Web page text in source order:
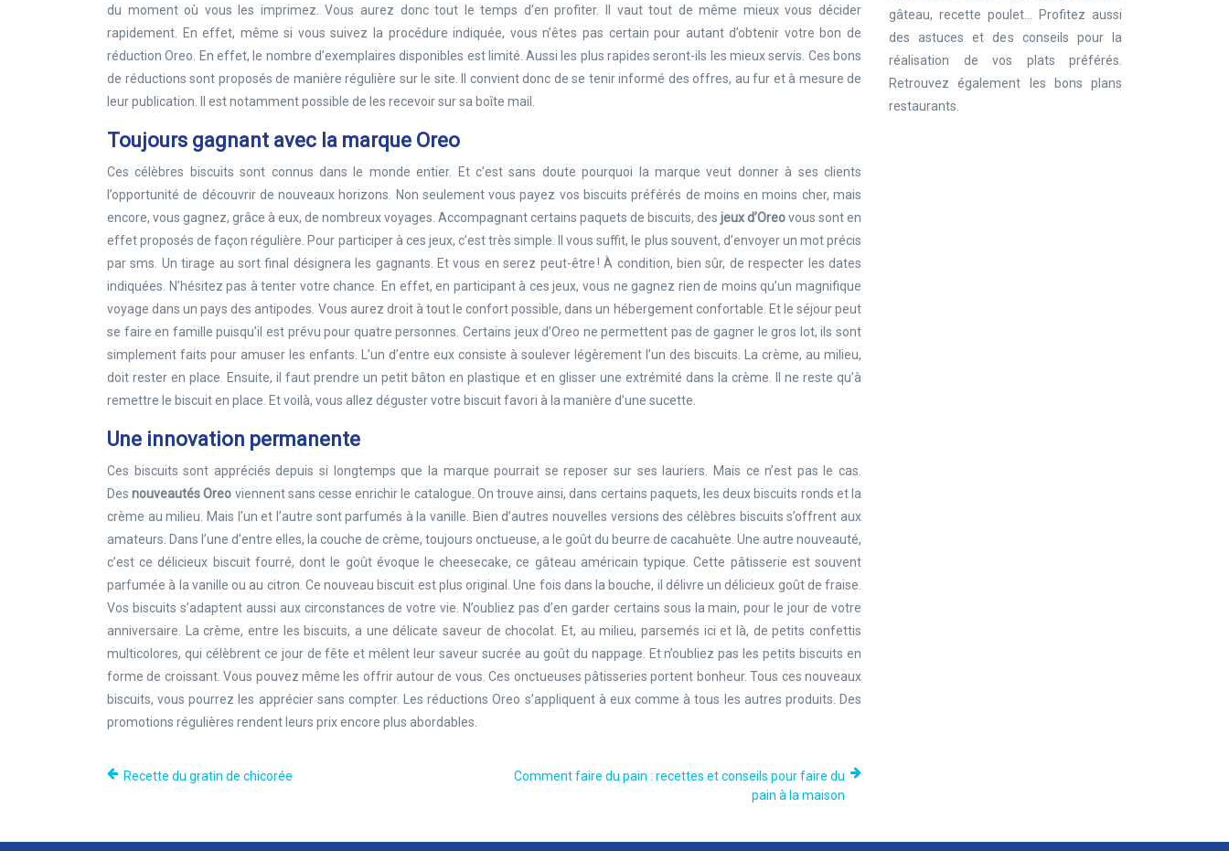
du moment où vous les imprimez. Vous aurez donc tout le temps d’en profiter. Il vaut tout de même mieux vous décider
rapidement. En effet, même si vous suivez la procédure indiquée, vous n’êtes pas certain pour autant d’obtenir votre bon de
réduction Oreo. En effet, le nombre d’exemplaires disponibles est limité. Aussi les plus rapides seront-ils les mieux servis. Ces bons
de réductions sont proposés de manière régulière sur le site. Il convient donc de se tenir informé des offres, au fur et à mesure de
leur publication. Il est notamment possible de les recevoir sur sa boîte mail.
Toujours gagnant avec la marque Oreo
Ces célèbres biscuits sont connus dans le monde entier. Et c’est sans doute pourquoi la marque veut donner à ses clients
l’opportunité de découvrir de nouveaux horizons. Non seulement vous payez vos biscuits préférés de moins en moins cher, mais
encore, vous gagnez, grâce à eux, de nombreux voyages. Accompagnant certains paquets de biscuits, des jeux d’Oreovous sont en
effet proposés de façon régulière. Pour participer à ces jeux, c’est très simple. Il vous suffit, le plus souvent, d’envoyer un mot précis
par sms. Un tirage au sort final désignera les gagnants. Et vous en serez peut-être ! À condition, bien sûr, de respecter les dates
indiquées. N’hésitez pas à tenter votre chance. En effet, en participant à ces jeux, vous ne gagnez rien de moins qu’un magnifique
voyage dans un pays des antipodes. Vous aurez droit à tout le confort possible, dans un hébergement confortable. Et le séjour peut
se faire en famille puisqu’il est prévu pour quatre personnes. Certains jeux d’Oreo ne permettent pas de gagner le gros lot, ils sont
simplement faits pour amuser les enfants. L’un d’entre eux consiste à soulever légèrement l’un des biscuits. La crème, au milieu,
doit rester en place. Ensuite, il faut prendre un petit bâton en plastique et en glisser une extrémité dans la crème. Il ne reste qu’à
remettre le biscuit en place. Et voilà, vous allez déguster votre biscuit favori à la manière d’une sucette.
Une innovation permanente
Ces biscuits sont appréciés depuis si longtemps que la marque pourrait se reposer sur ses lauriers. Mais ce n’est pas le cas.
Desnouveautés Oreo viennent sans cesse enrichir le catalogue. On trouve ainsi, dans certains paquets, les deux biscuits ronds et la
crème au milieu. Mais l’un et l’autre sont parfumés à la vanille. Bien d’autres nouvelles versions des célèbres biscuits s’offrent aux
amateurs. Dans l’une d’entre elles, la couche de crème, toujours onctueuse, a le goût du beurre de cacahuète. Une autre nouveauté,
c’est ce délicieux biscuit fourré, dont le goût évoque le cheesecake, ce gâteau américain typique. Cette pâtisserie est souvent
parfumée à la vanille ou au citron. Ce nouveau biscuit est plus original. Une fois dans la bouche, il délivre un délicieux goût de fraise.
Vos biscuits s’adaptent aussi aux circonstances de votre vie. N’oubliez pas d’en garder certains sous la main, pour le jour de votre
anniversaire. La crème, entre les biscuits, a une délicate saveur de chocolat. Et, au milieu, parsemés ici et là, de petits confettis
multicolores, qui célèbrent ce jour de fête et mêlent leur saveur sucrée au goût du nappage. Et n’oubliez pas les petits biscuits en
forme de croissant. Vous pouvez même les offrir autour de vous. Ces onctueuses pâtisseries portent bonheur. Tous ces nouveaux
biscuits, vous pourrez les apprécier sans compter. Les réductions Oreo s’appliquent à eux comme à tous les autres produits. Des
promotions régulières rendent leurs prix encore plus abordables.
Recette du gratin de chicorée
Comment faire du pain : recettes et conseils pour faire du
pain à la maison
gâteau, recette poulet… Profitez aussi
des astuces et des conseils pour la
réalisation de vos plats préférés.
Retrouvez également les bons plans
restaurants.